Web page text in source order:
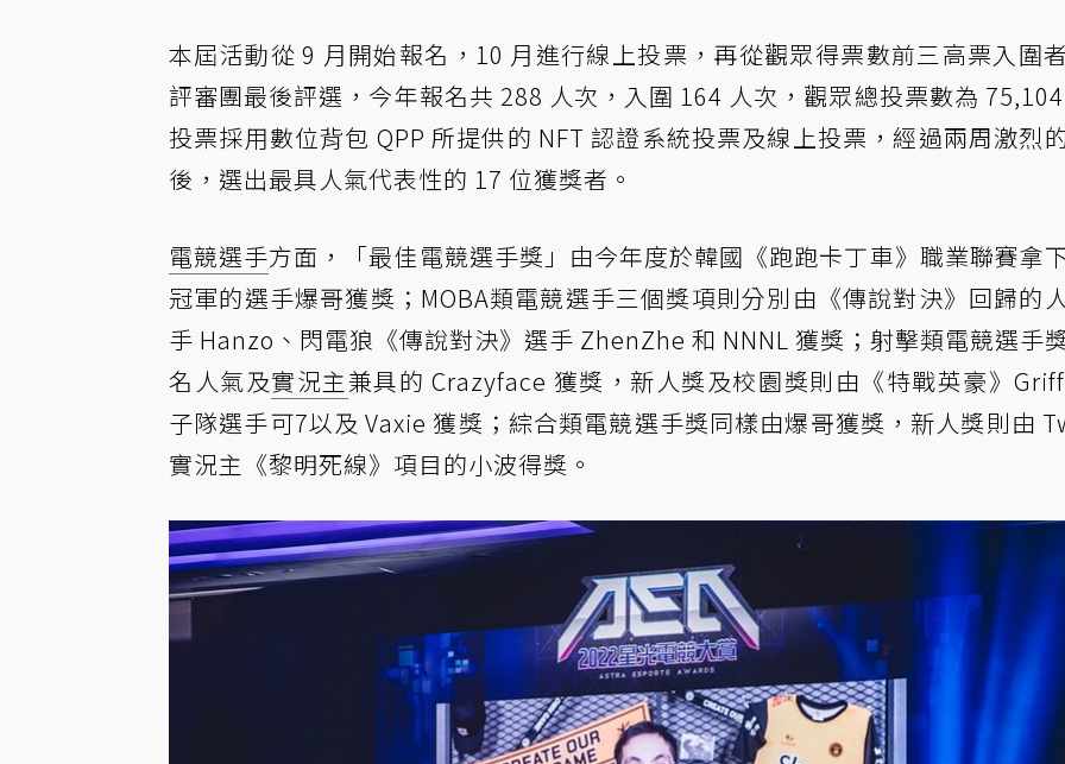
本屆活動從 9 月開始報名，10 月進行線上投票，再從觀眾得票數前三高票入圍
評審團最後評選，今年報名共 288 人次，入圍 164 人次，觀眾總投票數為 75,104
投票採用數位背包 QPP 所提供的 NFT 認證系統投票及線上投票，經過兩周激烈
後，選出最具人氣代表性的 17 位獲獎者。
電競選手方面，「最佳電競選手獎」由今年度於韓國《跑跑卡丁車》職業聯賽拿
冠軍的選手爆哥獲獎；MOBA類電競選手三個獎項則分別由《傳說對決》回歸的
手 Hanzo、閃電狼《傳說對決》選手 ZhenZhe 和 NNNL 獲獎；射擊類電競選手
名人氣及實況主兼具的 Crazyface 獲獎，新人獎及校園獎則由《特戰英豪》
子隊選手可7以及 Vaxie 獲獎；綜合類電競選手獎同樣由爆哥獲獎，新人獎則由
實況主《黎明死線》項目的小波得獎。